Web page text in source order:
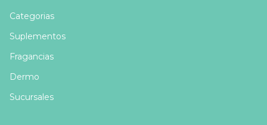
Categorias
Suplementos
Fragancias
Dermo
Sucursales